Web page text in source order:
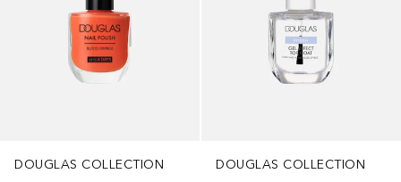
DOUGLAS COLLECTION
DOUGLAS COLLECTION